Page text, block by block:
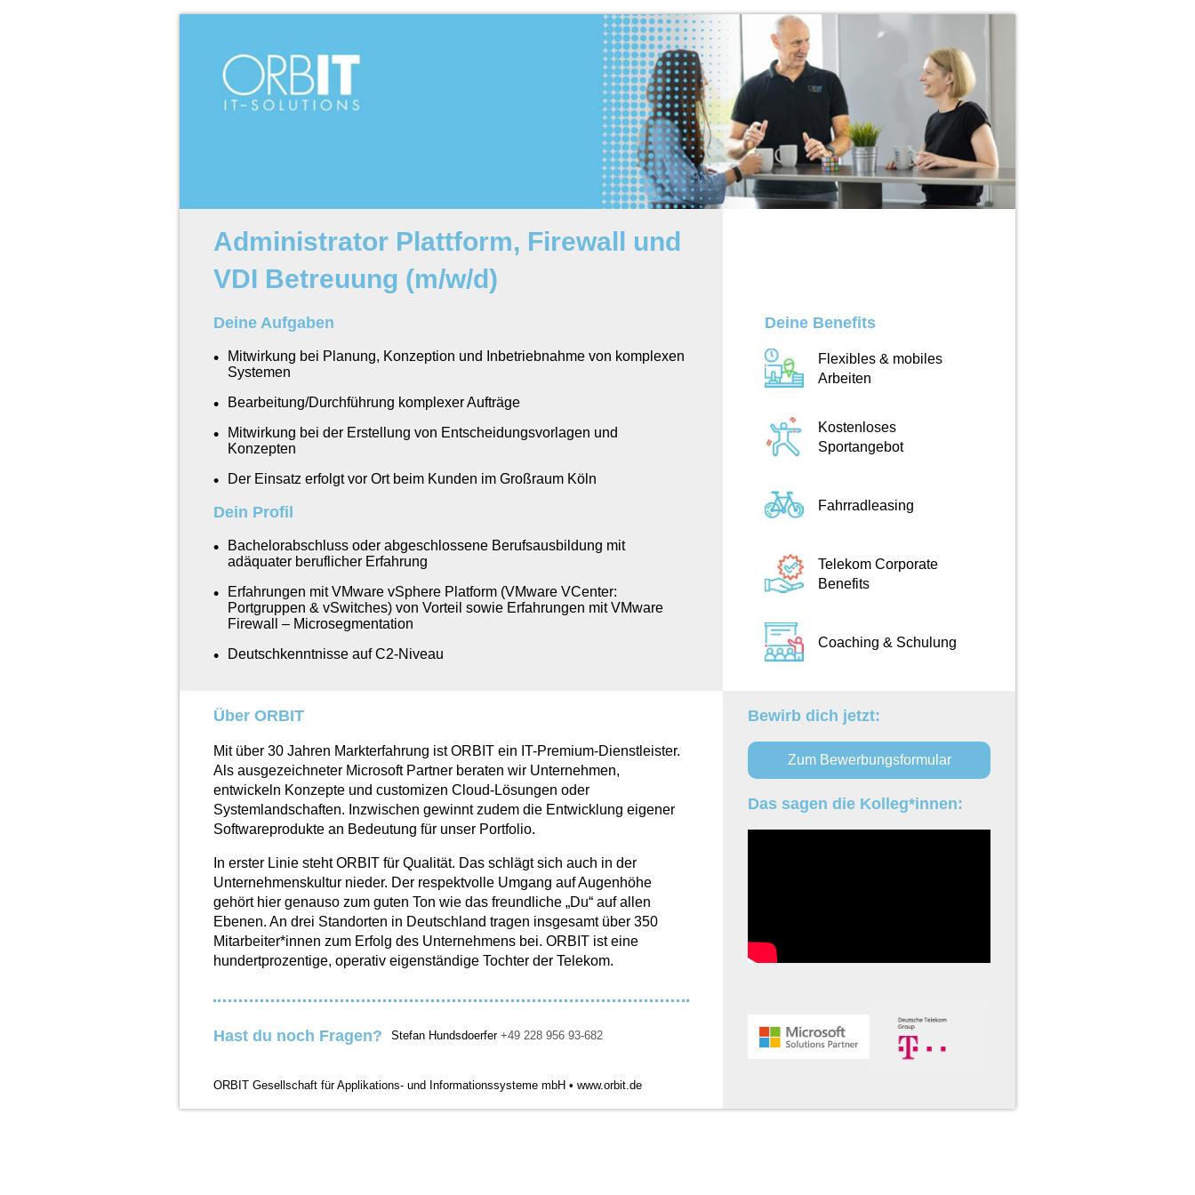
Administrator Plattform, Firewall und
VDI Betreuung (m/w/d)
Deine Aufgaben
Mitwirkung bei Planung, Konzeption und Inbetriebnahme von komplexen
Systemen
Bearbeitung/Durchführung komplexer Aufträge
Mitwirkung bei der Erstellung von Entscheidungsvorlagen und
Konzepten
Der Einsatz erfolgt vor Ort beim Kunden im Großraum Köln
Dein Profil
Bachelorabschluss oder abgeschlossene Berufsausbildung mit
adäquater beruflicher Erfahrung
Erfahrungen mit VMware vSphere Platform (VMware VCenter:
Portgruppen & vSwitches) von Vorteil sowie Erfahrungen mit VMware
Firewall – Microsegmentation
Deutschkenntnisse auf C2-Niveau
Deine Benefits
Flexibles & mobiles
Arbeiten
Kostenloses
Sportangebot
Fahrradleasing
Telekom Corporate
Benefits
Coaching & Schulung
Über ORBIT
Mit über 30 Jahren Markterfahrung ist ORBIT ein IT-Premium-Dienstleister.
Als ausgezeichneter Microsoft Partner beraten wir Unternehmen,
entwickeln Konzepte und customizen Cloud-Lösungen oder
Systemlandschaften. Inzwischen gewinnt zudem die Entwicklung eigener
Softwareprodukte an Bedeutung für unser Portfolio.
In erster Linie steht ORBIT für Qualität. Das schlägt sich auch in der
Unternehmenskultur nieder. Der respektvolle Umgang auf Augenhöhe
gehört hier genauso zum guten Ton wie das freundliche „Du“ auf allen
Ebenen. An drei Standorten in Deutschland tragen insgesamt über 350
Mitarbeiter*innen zum Erfolg des Unternehmens bei. ORBIT ist eine
hundertprozentige, operativ eigenständige Tochter der Telekom.
Bewirb dich jetzt:
Zum Bewerbungsformular
Das sagen die Kolleg*innen:
Hast du noch Fragen? Stefan Hundsdoerfer +49 228 956 93-682
ORBIT Gesellschaft für Applikations- und Informationssysteme mbH • www.orbit.de